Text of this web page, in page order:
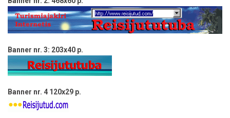
Banner nr. 3: 203x40 p.
Banner nr. 4 120x29 p.